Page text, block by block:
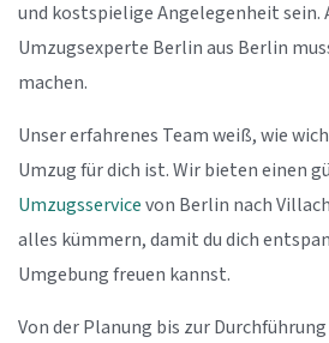
und kostspielige Angelegenheit sein.
Umzugsexperte Berlin aus Berlin
machen.
Unser erfahrenes Team weiß, wie
Umzug für dich ist. Wir bieten einen
Umzugsservicevon Berlin nach
alles kümmern, damit du dich
Umgebung freuen kannst.
Von der Planung bis zur